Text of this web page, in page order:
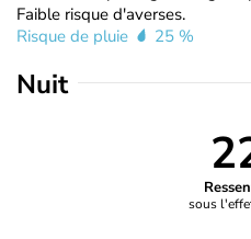
Faible risque d'averses.
Risque de pluie
25 %
Nuit
sous